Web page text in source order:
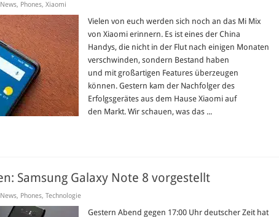
News, Phones, Xiaomi
Vielen von euch werden sich noch an das Mi Mix
von Xiaomi erinnern. Es ist eines der China
Handys, die nicht in der Flut nach einigen Monaten
verschwinden, sondern Bestand haben
und mit großartigen Features überzeugen
können. Gestern kam der Nachfolger des
Erfolgsgerätes aus dem Hause Xiaomi auf
den Markt. Wir schauen, was das ...
Samsung Galaxy Note 8 vorgestellt
News, Phones, Technologie
Gestern Abend gegen 17:00 Uhr deutscher Zeit hat